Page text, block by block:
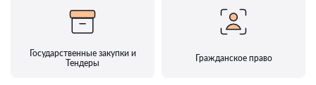
Государственные закупки и
Тендеры
Гражданское право